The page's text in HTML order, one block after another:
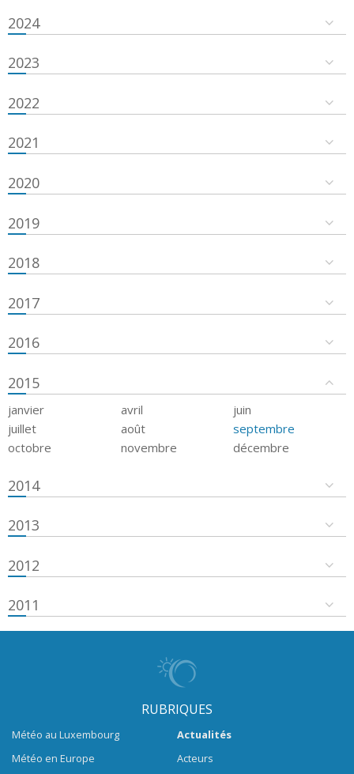
2024
2023
2022
2021
2020
2019
2018
2017
2016
2015
janvier avril
juin
juillet
août
septembre
octobre
novembre décembre
2014
2013
2012
2011
RUBRIQUES
Météo au Luxembourg
Météo en Europe
Actualités
Acteurs